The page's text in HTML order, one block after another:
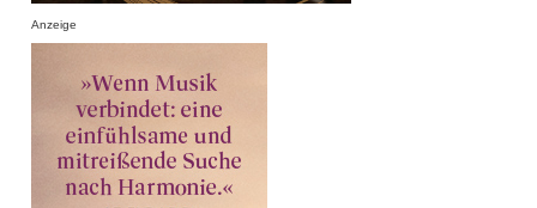
Anzeige